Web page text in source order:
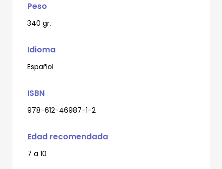
Peso
340 gr.
Idioma
Español
ISBN
978-612-46987-1-2
Edad recomendada
7 a 10